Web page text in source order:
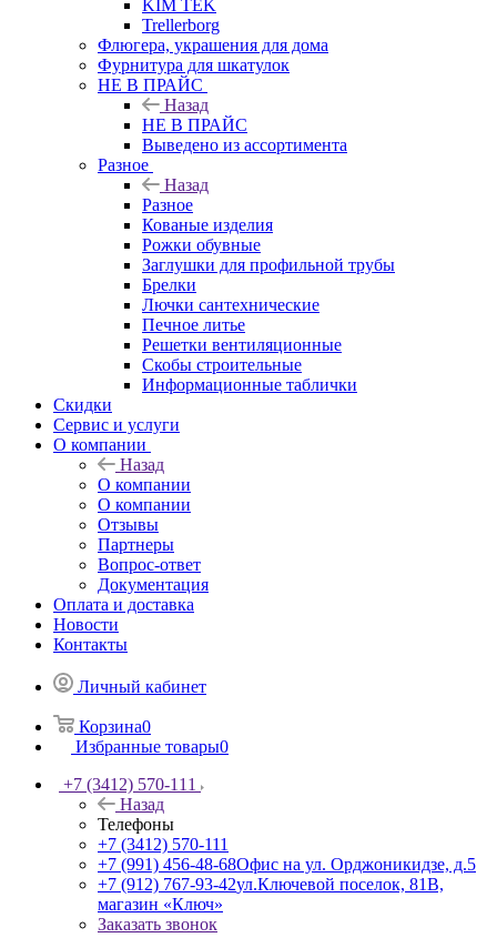
KIM TEK
Trellerborg
Флюгера, украшения для дома
Фурнитура для шкатулок
НЕ В ПРАЙС
Назад
НЕ В ПРАЙС
Выведено из ассортимента
Разное
Назад
Разное
Кованые изделия
Рожки обувные
Заглушки для профильной трубы
Брелки
Лючки сантехнические
Печное литье
Решетки вентиляционные
Скобы строительные
Информационные таблички
Скидки
Сервис и услуги
О компании
Назад
О компании
О компании
Отзывы
Партнеры
Вопрос-ответ
Документация
Оплата и доставка
Новости
Контакты
Личный кабинет
Корзина0
Избранные товары0
+7 (3412) 570-111
Назад
Телефоны
+7 (3412) 570-111
+7 (991) 456-48-68Офис на ул. Орджоникидзе, д.5
+7 (912) 767-93-42ул.Ключевой поселок, 81В,
магазин «Ключ»
Заказать звонок